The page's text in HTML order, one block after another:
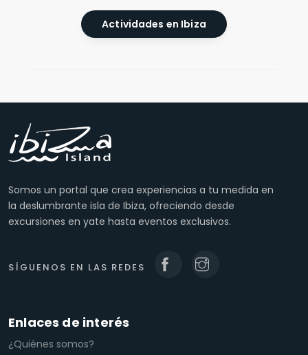
Actividades en Ibiza
Somos un portal que crea experiencias a tu medida en
la deslumbrante isla de Ibiza, ofreciendo desde
excursiones en yate hasta eventos exclusivos.
SÍGUENOS EN LAS REDES
Enlaces de interés
¿Quiénes somos?